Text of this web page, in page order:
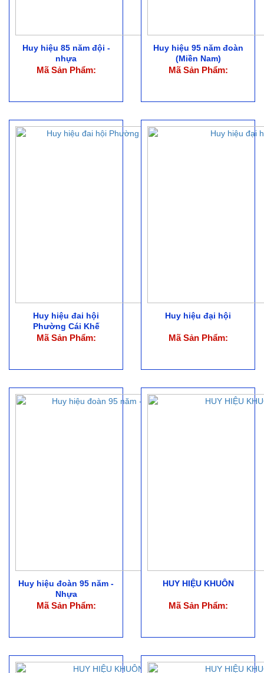
Huy hiệu 85 năm đội -
nhựa
Mã Sản Phẩm:
Huy hiệu 95 năm đoàn
(Miền Nam)
Mã Sản Phẩm:
Huy hiệu đai hội
Phường Cái Khế
Mã Sản Phẩm:
Huy hiệu đại hội
Mã Sản Phẩm:
Huy hiệu đoàn 95 năm -
Nhựa
Mã Sản Phẩm:
HUY HIỆU KHUÔN
Mã Sản Phẩm: